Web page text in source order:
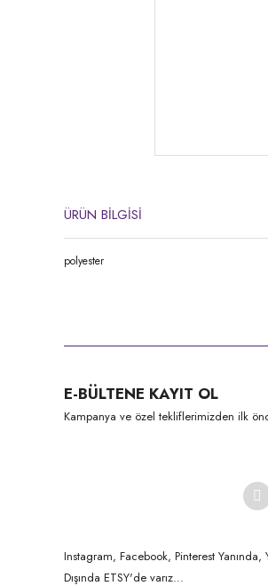
ÜRÜN BİLGİSİ
polyester
Ürün açıklamasında eksik bilgiler
Ürün bilgilerinde hatalar bulunuyor.
E-BÜLTENE KAYIT OL
Kampanya ve özel tekliflerimizden ilk
Instagram, Facebook, Pinterest
Dışında ETSY'de varız...